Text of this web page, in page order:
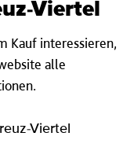
Viertel
Kauf interessieren,
alle
Viertel